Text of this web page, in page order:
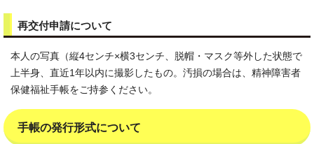
再交付申請について
本人の写真（縦4センチ×横3センチ、脱帽・マスク等外した状態で
上半身、直近1年以内に撮影したもの。汚損の場合は、精神障害者
保健福祉手帳をご持参ください。
手帳の発行形式について